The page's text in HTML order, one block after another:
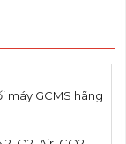
máy GCMS hãng